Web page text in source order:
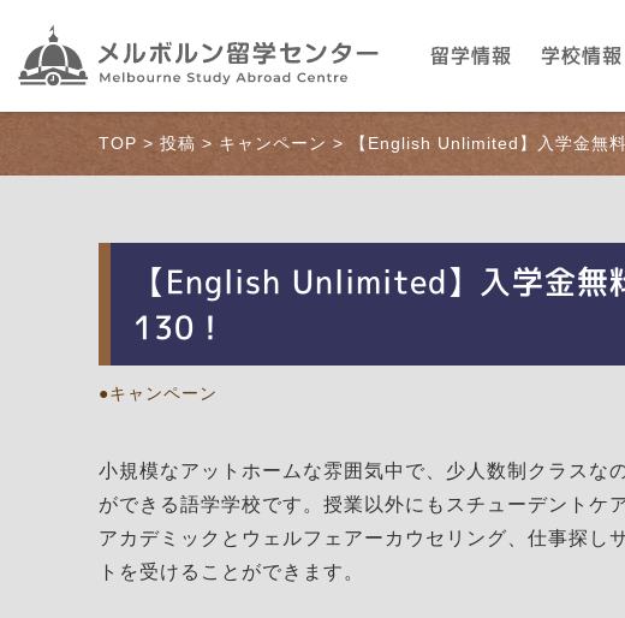
留学情報 学校情報
TOP > 投稿 > キャンペーン > 【English Unlimited】入学金無
【English Unlimited】入学金
130！
キャンペーン
小規模なアットホームな雰囲気中で、少人数制クラスな
ができる語学学校です。授業以外にもスチューデント
アカデミックとウェルフェアーカウセリング、仕事探
トを受けることができます。